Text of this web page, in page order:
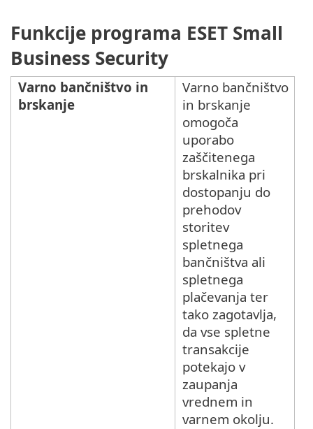
Funkcije programa ESET Small
Business Security
Varno bančništvo in
brskanje
Varno bančništvo
in brskanje
omogoča
uporabo
zaščitenega
brskalnika pri
dostopanju do
prehodov
storitev
spletnega
bančništva ali
spletnega
plačevanja ter
tako zagotavlja,
da vse spletne
transakcije
potekajo v
zaupanja
vrednem in
varnem okolju.